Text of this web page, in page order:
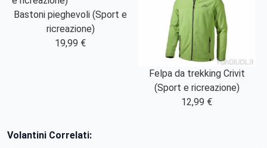
Bastoni pieghevoli (Sport e
ricreazione)
19,99 €
Felpa da trekking Crivit
(Sport e ricreazione)
12,99 €
Volantini Correlati: